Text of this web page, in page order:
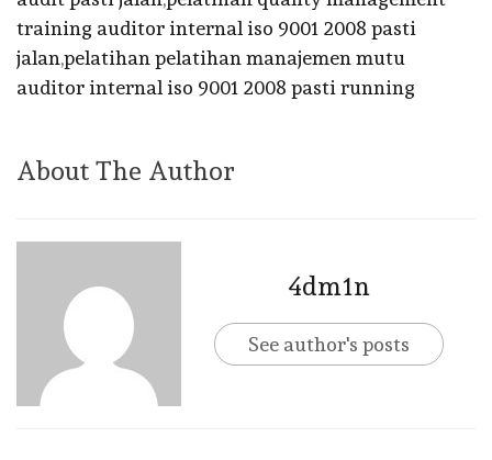
training auditor internal iso 9001 2008 pasti
jalan,pelatihan pelatihan manajemen mutu
auditor internal iso 9001 2008 pasti running
About The Author
4dm1n
See author's posts